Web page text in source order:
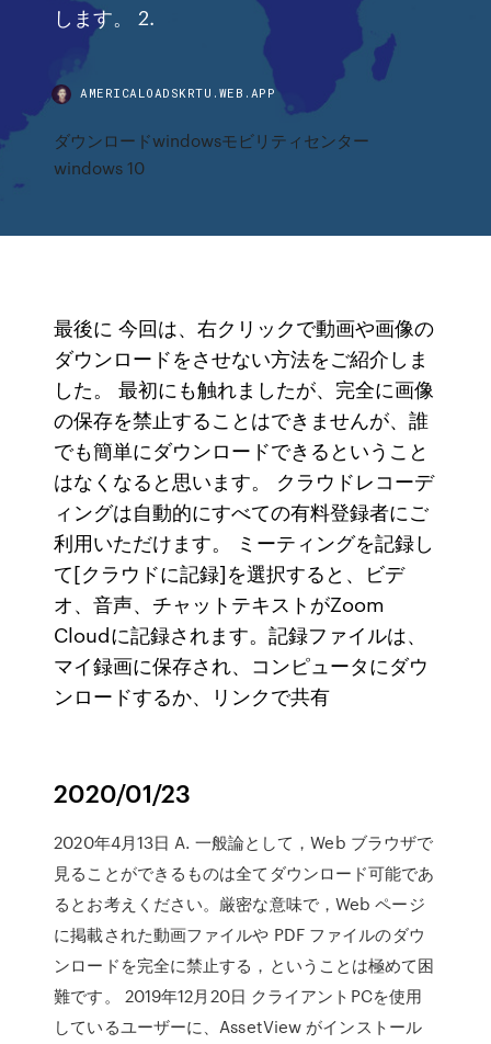
します。 2.
AMERICALOADSKRTU.WEB.APP
ダウンロードwindowsモビリティセンター
windows 10
最後に 今回は、右クリックで動画や画像の
ダウンロードをさせない方法をご紹介しま
した。 最初にも触れましたが、完全に画像
の保存を禁止することはできませんが、誰
でも簡単にダウンロードできるということ
はなくなると思います。 クラウドレコーデ
ィングは自動的にすべての有料登録者にご
利用いただけます。 ミーティングを記録し
て[クラウドに記録]を選択すると、ビデ
オ、音声、チャットテキストがZoom
Cloudに記録されます。記録ファイルは、
マイ録画に保存され、コンピュータにダウ
ンロードするか、リンクで共有
2020/01/23
2020年4月13日 A. 一般論として，Web ブラウザで
見ることができるものは全てダウンロード可能であ
るとお考えください。厳密な意味で，Web ページ
に掲載された動画ファイルや PDF ファイルのダウ
ンロードを完全に禁止する，ということは極めて困
難です。 2019年12月20日 クライアントPCを使用
しているユーザーに、AssetView がインストール